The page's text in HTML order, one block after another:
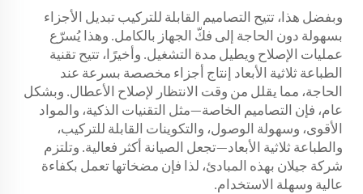
وبفضل هذا، تتيح التصاميم القابلة للتركيب تبديل الأجزاء
بسهولة دون الحاجة إلى فكّ الجهاز بالكامل. وهذا يُسرّع
عمليات الإصلاح ويطيل مدة التشغيل. وأخيرًا، تتيح تقنية
الطباعة ثلاثية الأبعاد إنتاج أجزاء مخصصة بسرعة عند
الحاجة، مما يقلل من وقت الانتظار لإصلاح الأعطال. وبشكل
عام، فإن التصاميم الخاصة—مثل التقنيات الذكية، والمواد
الأقوى، وسهولة الوصول، والتكوينات القابلة للتركيب،
والطباعة ثلاثية الأبعاد—تجعل الصيانة أكثر فعالية. وتلتزم
شركة جيلان بهذه المبادئ، لذا فإن مضخاتها تعمل بكفاءة
عالية وسهلة الاستخدام.